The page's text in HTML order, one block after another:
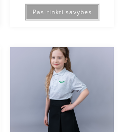
Pasirinkti savybes